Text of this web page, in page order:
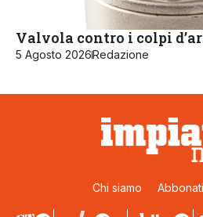
Valvola contro i colpi
5 Agosto 2026Redazione
Chi siamo